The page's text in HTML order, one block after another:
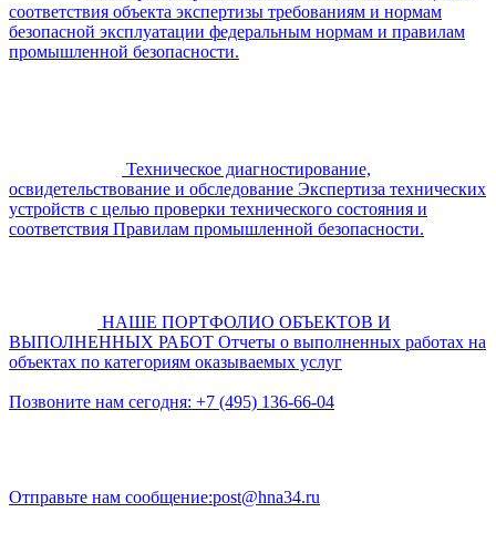
соответствия объекта экспертизы требованиям и нормам
безопасной эксплуатации федеральным нормам и правилам
промышленной безопасности.
Техническое диагностирование,
освидетельствование и обследование Экспертиза технических
устройств с целью проверки технического состояния и
соответствия Правилам промышленной безопасности.
НАШЕ ПОРТФОЛИО ОБЪЕКТОВ И
ВЫПОЛНЕННЫХ РАБОТ Отчеты о выполненных работах на
объектах по категориям оказываемых услуг
Позвоните нам сегодня: +7 (495) 136-66-04
Отправьте нам сообщение:post@hna34.ru